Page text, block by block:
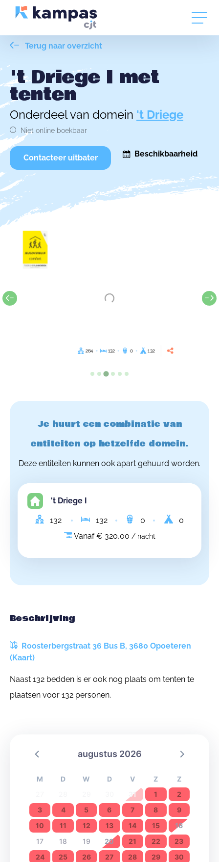
Terug naar overzicht
't Driege I met
tenten
Onderdeel van domein 't Driege
Niet online boekbaar
Contacteer uitbater Beschikbaarheid
264 132 0 132
Je huurt een combinatie van
entiteiten op hetzelfde domein.
Deze entiteiten kunnen ook apart gehuurd worden.
't Driege I
132 132 0
0
Vanaf € 320,00 / nacht
Beschrijving
Roosterbergstraat 36 Bus B, 3680 Opoeteren
(Kaart)
Naast 132 bedden is er ook nog plaats om tenten te
plaatsen voor 132 personen.
augustus 2026
M D W D V Z
Z
31 1
2
3
4 5 6 7 8
9
10
11 12 13 14 15
16
17
18 19 20 21 22
23
24
25 26 27 28 29
30